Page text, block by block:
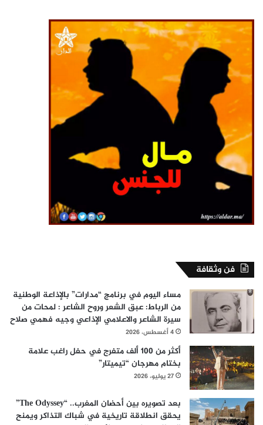
فن وثقافة
مساء اليوم في برنامج “مدارات” بالإذاعة الوطنية
من الرباط: عبق الشعر وروح الشاعر : لمحات من
سيرة الشاعر والاعلامي الإذاعي وجيه فهمي صلاح
4 أغسطس، 2026
أكثر من 100 ألف متفرج في حفل راغب علامة
بختام مهرجان “تيميتار”
27 يوليو، 2026
بعد تصويره بين أحضان المغرب.. “The Odyssey”
يحقق انطلاقة تاريخية في شباك التذاكر ويمنح